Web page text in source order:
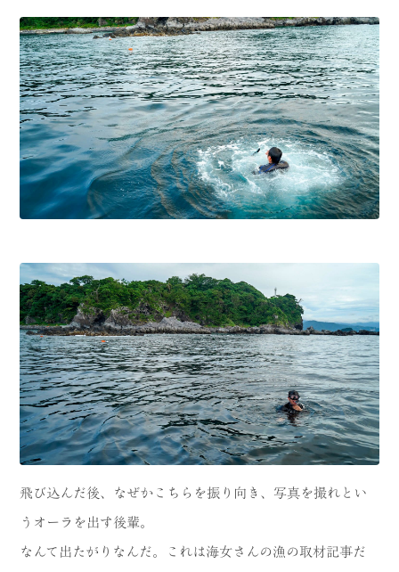
飛び込んだ後、なぜかこちらを振り向き、写真を撮れとい
うオーラを出す後輩。
なんて出たがりなんだ。これは海女さんの漁の取材記事だ